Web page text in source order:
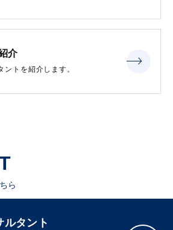
介
トを紹介します。
ら
ルタント